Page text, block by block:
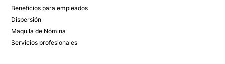
Beneficios para empleados​
Dispersión​
Maquila de Nómina​
Servicios profesionales